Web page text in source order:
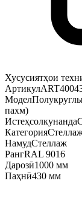
Хусусиятҳои
Артикул
Модел
пахм)
Истеҳсолкунанда
Категория
НамудСтеллаж
РангRAL 9016
Дарозӣ1000 мм
Паҳнӣ430 мм